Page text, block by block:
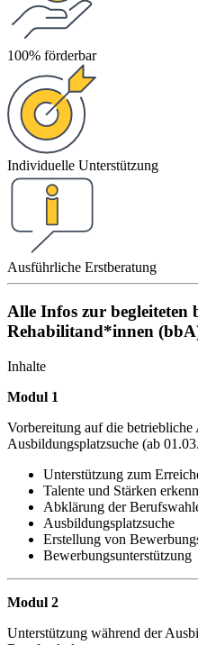
100% förderbar
Individuelle Unterstützung
Ausführliche Erstberatung
Alle Infos zur
Rehabilitand*innen
Inhalte
Modul 1
Vorbereitung auf die betriebliche
Ausbildungsplatzsuche (ab
Unterstützung zum
Talente und Stärken
Abklärung der
Ausbildungsplatzsuche
Erstellung von
Bewerbungsunterstützung
Modul 2
Unterstützung während der